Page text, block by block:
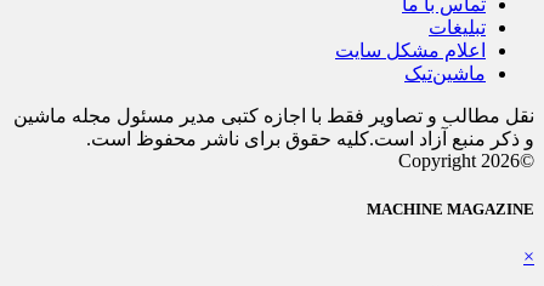
تماس با ما
تبلیغات
اعلام مشکل سایت
ماشین‌تیک
نقل مطالب و تصاویر فقط با اجازه کتبی مدیر مسئول مجله ماشین
و ذکر منبع آزاد است.کلیه حقوق برای ناشر محفوظ است.
©Copyright 2026
MACHINE MAGAZINE
×